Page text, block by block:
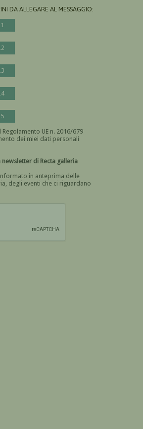
DA ALLEGARE AL MESSAGGIO:
UE n. 2016/679
al trattamento dei miei dati personali
Devi dare il consenso
Recta galleria
in anteprima delle
degli eventi che ci riguardano